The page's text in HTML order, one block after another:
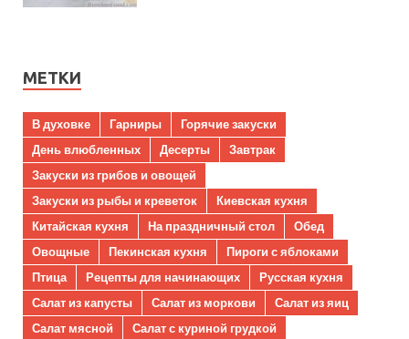
МЕТКИ
В духовке Гарниры
Горячие закуски
День влюбленных
Десерты
Завтрак
Закуски из грибов и овощей
Закуски из рыбы и креветок
Киевская кухня
Китайская кухня
На праздничный стол
Обед
Овощные
Пекинская кухня
Пироги с яблоками
Птица
Рецепты для начинающих
Русская кухня
Салат из капусты
Салат из моркови
Салат из яиц
Салат мясной
Салат с куриной грудкой